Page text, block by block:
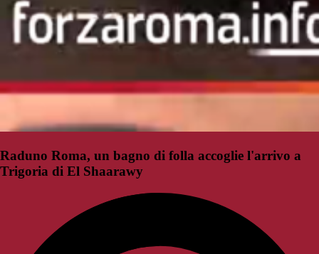
Raduno Roma, un bagno di folla accoglie l'arrivo a
Trigoria di El Shaarawy